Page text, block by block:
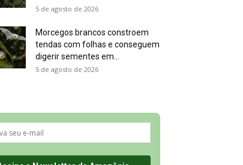
5 de agosto de 2026
Morcegos brancos constroem
tendas com folhas e conseguem
digerir sementes em...
5 de agosto de 2026